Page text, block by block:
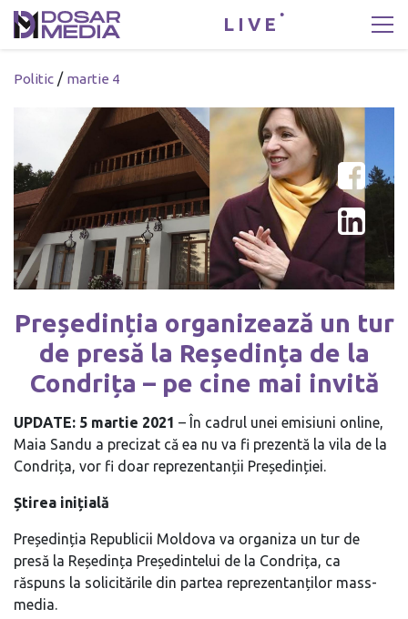
LIVE
Politic / martie 4
Președinția organizează un tur
de presă la Reședința de la
Condrița – pe cine mai invită
UPDATE: 5 martie 2021 – În cadrul unei emisiuni online,
Maia Sandu a precizat că ea nu va fi prezentă la vila de la
Condrița, vor fi doar reprezentanții Președinției.
Știrea inițială
Președinția Republicii Moldova va organiza un tur de
presă la Reședința Președintelui de la Condrița, ca
răspuns la solicitările din partea reprezentanților mass-
media.